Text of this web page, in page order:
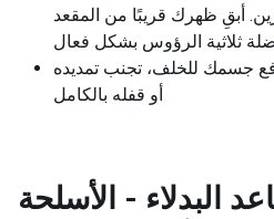
أبقِ ظهرك قريبًا من المقعد
جسمك للخلف، تجنب تمديده
أو قفله بالكامل
البدلاء - الأسلحة